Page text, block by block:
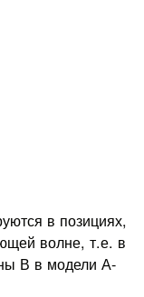
в позициях,
волне, т.е. в
В в модели А-